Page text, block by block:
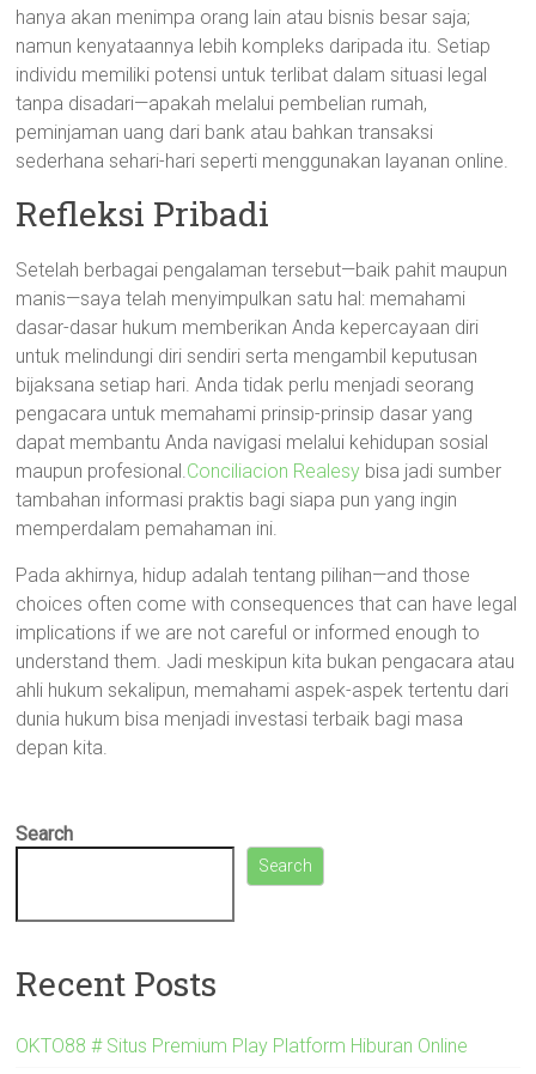
hanya akan menimpa orang lain atau bisnis besar saja;
namun kenyataannya lebih kompleks daripada itu. Setiap
individu memiliki potensi untuk terlibat dalam situasi legal
tanpa disadari—apakah melalui pembelian rumah,
peminjaman uang dari bank atau bahkan transaksi
sederhana sehari-hari seperti menggunakan layanan online.
Refleksi Pribadi
Setelah berbagai pengalaman tersebut—baik pahit maupun
manis—saya telah menyimpulkan satu hal: memahami
dasar-dasar hukum memberikan Anda kepercayaan diri
untuk melindungi diri sendiri serta mengambil keputusan
bijaksana setiap hari. Anda tidak perlu menjadi seorang
pengacara untuk memahami prinsip-prinsip dasar yang
dapat membantu Anda navigasi melalui kehidupan sosial
maupun profesional.Conciliacion Realesy bisa jadi sumber
tambahan informasi praktis bagi siapa pun yang ingin
memperdalam pemahaman ini.
Pada akhirnya, hidup adalah tentang pilihan—and those
choices often come with consequences that can have legal
implications if we are not careful or informed enough to
understand them. Jadi meskipun kita bukan pengacara atau
ahli hukum sekalipun, memahami aspek-aspek tertentu dari
dunia hukum bisa menjadi investasi terbaik bagi masa
depan kita.
Search
Search
Recent Posts
OKTO88 # Situs Premium Play Platform Hiburan Online